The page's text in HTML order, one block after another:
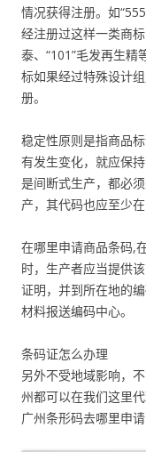
情况获得注册。如
经注册过这样一类商标
泰、“101”毛发再生
标如果经过特殊设计
册。
稳定性原则是指商品
有发生变化，就应保
是间断式生产，都必
产，其代码也应至少
在哪里申请商品条码,
时，生产者应当提供
证明，并到所在地的
材料报送编码中心。
条码证怎么办理
另外不受地域影响，
州都可以在我们这里
广州条形码去哪里申请